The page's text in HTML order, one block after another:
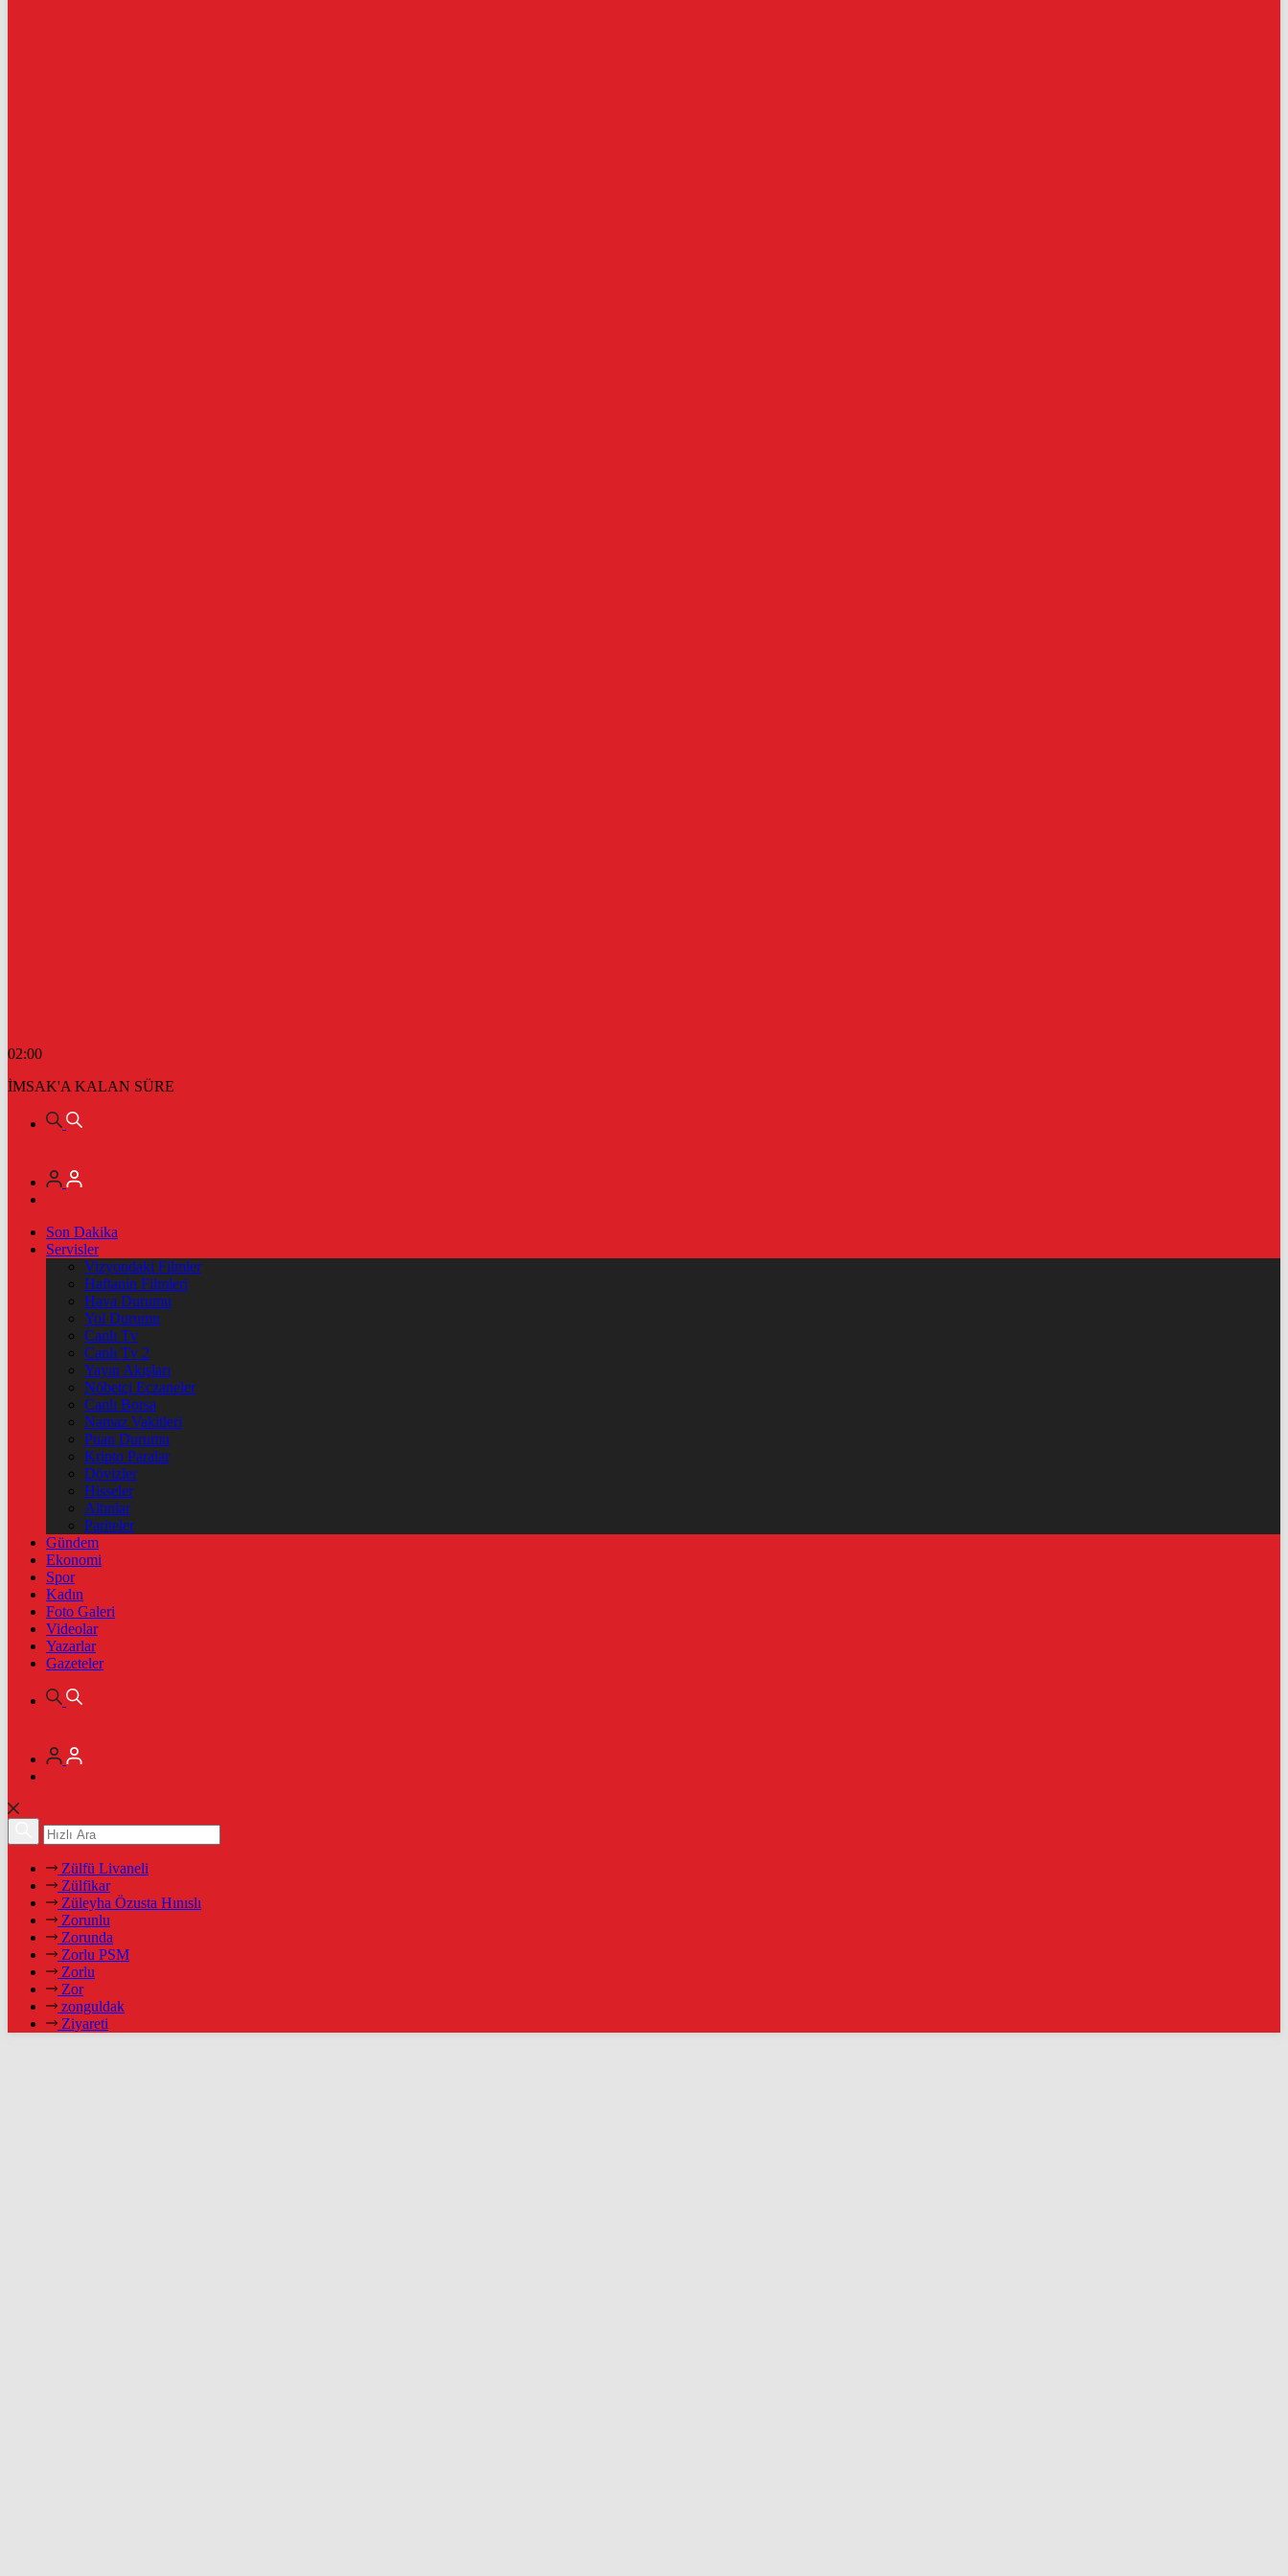
02:00
İMSAK'A KALAN SÜRE
Son Dakika
Servisler
Vizyondaki Filmler
Haftanin Filmleri
Hava Durumu
Yol Durumu
Canlı Tv
Canlı Tv 2
Yayın Akışları
Nöbetçi Eczaneler
Canlı Borsa
Namaz Vakitleri
Puan Durumu
Kripto Paralar
Dövizler
Hisseler
Altınlar
Pariteler
Gündem
Ekonomi
Spor
Kadın
Foto Galeri
Videolar
Yazarlar
Gazeteler
Zülfü Livaneli
Zülfikar
Züleyha Özusta Hınıslı
Zorunlu
Zorunda
Zorlu PSM
Zorlu
Zor
zonguldak
Ziyareti